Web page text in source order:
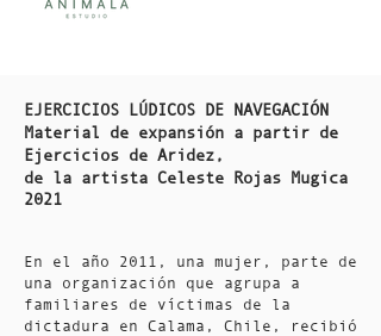
EJERCICIOS LÚDICOS DE NAVEGACIÓN
Material de expansión a partir de
Ejercicios de Aridez,
de la artista Celeste Rojas Mugica
​2021​
En el año 2011, una mujer, parte de
una organización que agrupa a
familiares de víctimas de la
dictadura en Calama, Chile, recibió